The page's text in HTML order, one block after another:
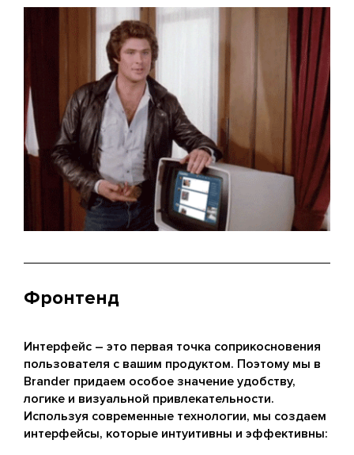
Фронтенд
Интерфейс – это первая точка соприкосновения
пользователя с вашим продуктом. Поэтому мы в
Brander придаем особое значение удобству,
логике и визуальной привлекательности.
Используя современные технологии, мы создаем
интерфейсы, которые интуитивны и эффективны: